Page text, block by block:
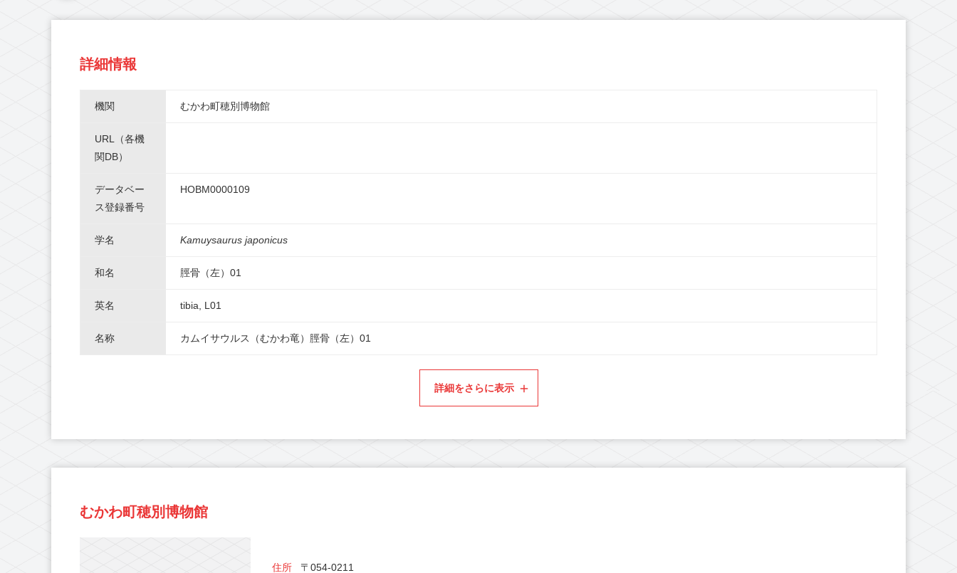
詳細情報
機関 むかわ町穂別博物館
URL（各機
関DB）
データベー
ス登録番号
HOBM0000109
学名 Kamuysaurus japonicus
和名 脛骨（左）01
英名 tibia, L01
名称 カムイサウルス（むかわ竜）脛骨（左）01
詳細をさらに表示
むかわ町穂別博物館
住所 〒054-0211